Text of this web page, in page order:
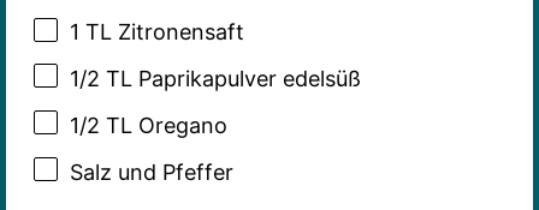
1 TL Zitronensaft
1/2 TL Paprikapulver edelsüß
1/2 TL Oregano
Salz und Pfeffer